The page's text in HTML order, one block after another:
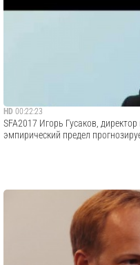
HD 00:22:23
SFA2017 Игорь Гусаков,
эмпирический предел